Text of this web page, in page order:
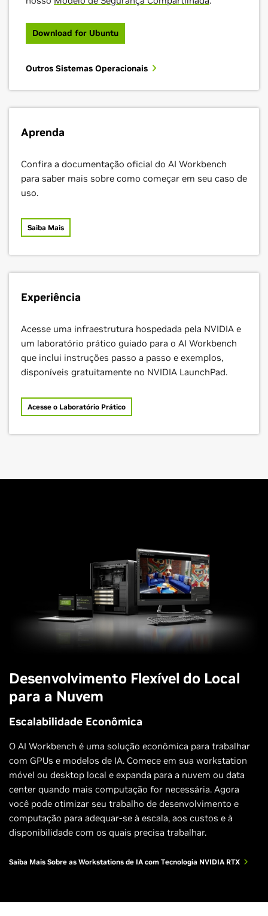
Download for Ubuntu
Outros Sistemas Operacionais
Aprenda
Confira a documentação oficial do AI Workbench
para saber mais sobre como começar em seu caso de
uso.
Saiba Mais
Experiência
Acesse uma infraestrutura hospedada pela NVIDIA e
um laboratório prático guiado para o AI Workbench
que inclui instruções passo a passo e exemplos,
disponíveis gratuitamente no NVIDIA LaunchPad.
Acesse o Laboratório Prático
Desenvolvimento Flexível do Local
para a Nuvem
Escalabilidade Econômica
O AI Workbench é uma solução econômica para trabalhar
com GPUs e modelos de IA. Comece em sua workstation
móvel ou desktop local e expanda para a nuvem ou data
center quando mais computação for necessária. Agora
você pode otimizar seu trabalho de desenvolvimento e
computação para adequar-se à escala, aos custos e à
disponibilidade com os quais precisa trabalhar.
Saiba Mais Sobre as Workstations de IA com Tecnologia NVIDIA RTX